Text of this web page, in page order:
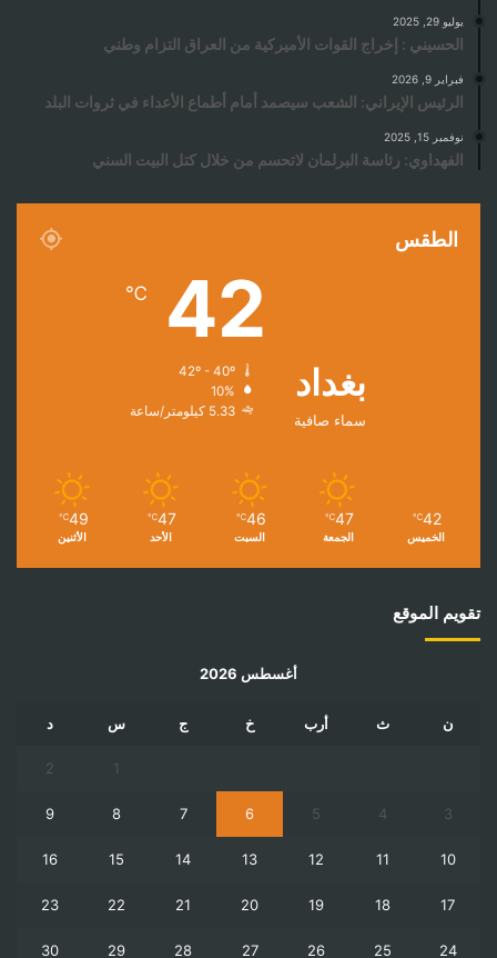
يوليو 29, 2025
الحسيني : إخراج القوات الأميركية من العراق التزام وطني
فبراير 9, 2026
الرئيس الإيراني: الشعب سيصمد أمام أطماع الأعداء في ثروات البلد
نوفمبر 15, 2025
الفهداوي: رئاسة البرلمان لاتحسم من خلال كتل البيت السني
الطقس
بغداد
سماء صافية
42
℃
10%
5.33 كيلومتر/ساعة
42
℃
الخميس
47
℃
الجمعة
46
℃
السبت
47
℃
الأحد
49
℃
الأثنين
تقويم الموقع
أغسطس 2026
ن ث أرب خ ج س د
1
2
3
4
5
6
7
8
9
10
11
12
13
14
15
16
17
18
19
20
21
22
23
24
25
26
27
28
29
30